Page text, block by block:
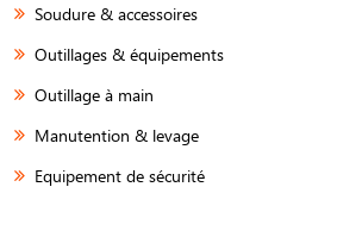
Soudure & accessoires
Outillages & équipements
Outillage à main
Manutention & levage
Equipement de sécurité